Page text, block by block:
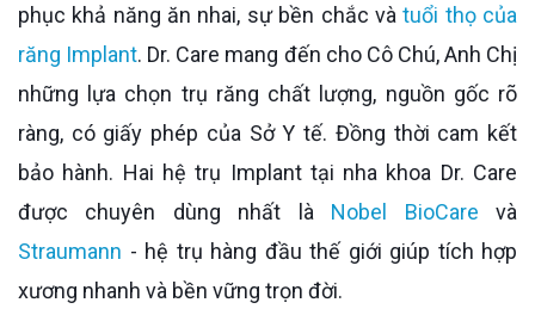
phục khả năng ăn nhai, sự bền chắc vàtuổi thọ của
răng Implant. Dr. Care mang đến cho Cô Chú, Anh Chị
những lựa chọn trụ răng chất lượng, nguồn gốc rõ
ràng, có giấy phép của Sở Y tế. Đồng thời cam kết
bảo hành. Hai hệ trụ Implant tại nha khoa Dr. Care
được chuyên dùng nhất là Nobel BioCare và
Straumann - hệ trụ hàng đầu thế giới giúp tích hợp
xương nhanh và bền vững trọn đời.